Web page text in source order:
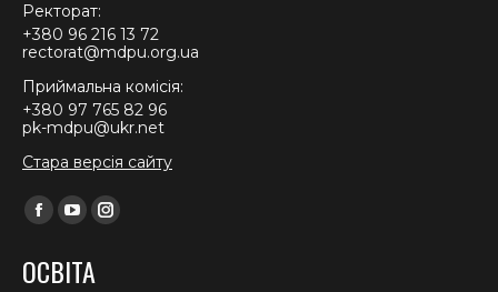
Ректорат:
+380 96 216 13 72
rectorat@mdpu.org.ua
Приймальна комісія:
+380 97 765 82 96
pk-mdpu@ukr.net
Стара версія сайту
Find us on:
Facebook
opens
YouTube
opens
Instagram
ОСВІТА